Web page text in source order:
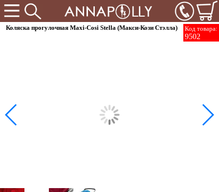
Код товара:
9502
Коляска прогулочная Maxi-Cosi Stella (Макси-Кози Стэлла)